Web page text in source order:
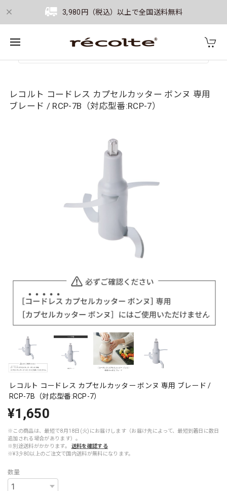
3,980円（税込）以上で全国送料無料
レコルト コードレス カプセルカッター ボンヌ 専用
ブレード / RCP-7B（対応型番:RCP-7）
レコルト コードレス カプセルカッター ボンヌ 専用 ブレード /
RCP-7B（対応型番:RCP-7）
¥1,650
※この商品は、最短で8月18日(火)にお届けします（お届け先によって、最短到着日に数日
追加される場合があります）。
※別途送料がかかります。
送料を確認する
※¥3,980以上のご注文で国内送料が無料になります。
数量